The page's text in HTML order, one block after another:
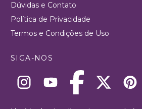
Dúvidas e Contato
Política de Privacidade
Termos e Condições de Uso
SIGA-NOS